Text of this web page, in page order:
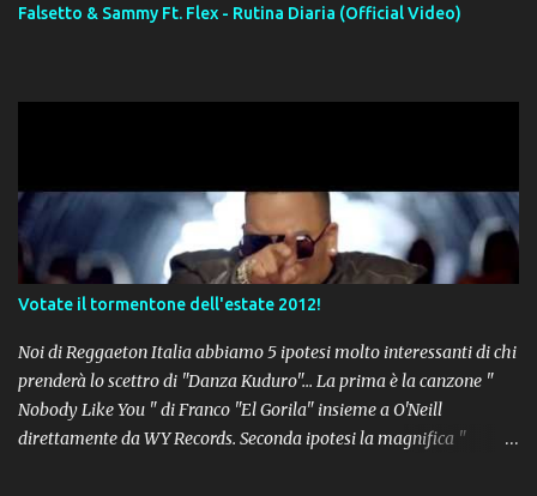
Falsetto & Sammy Ft. Flex - Rutina Diaria (Official Video)
Votate il tormentone dell'estate 2012!
Noi di Reggaeton Italia abbiamo 5 ipotesi molto interessanti di chi
prenderà lo scettro di "Danza Kuduro"... La prima è la canzone "
Nobody Like You " di Franco "El Gorila" insieme a O'Neill
direttamente da WY Records. Seconda ipotesi la magnifica "